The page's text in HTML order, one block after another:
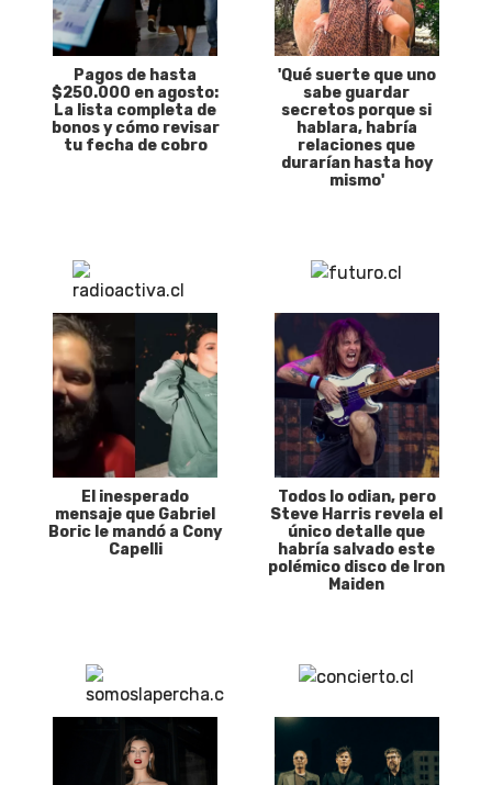
Pagos de hasta
$250.000 en agosto:
La lista completa de
bonos y cómo revisar
tu fecha de cobro
'Qué suerte que uno
sabe guardar
secretos porque si
hablara, habría
relaciones que
durarían hasta hoy
mismo'
El inesperado
mensaje que Gabriel
Boric le mandó a Cony
Capelli
Todos lo odian, pero
Steve Harris revela el
único detalle que
habría salvado este
polémico disco de Iron
Maiden